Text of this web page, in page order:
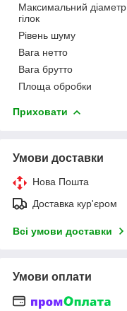
Максимальний діаметр
гілок
Рівень шуму
Вага нетто
Вага брутто
Площа обробки
Приховати
Умови доставки
Нова Пошта
Доставка кур'єром
Всі умови доставки
Умови оплати